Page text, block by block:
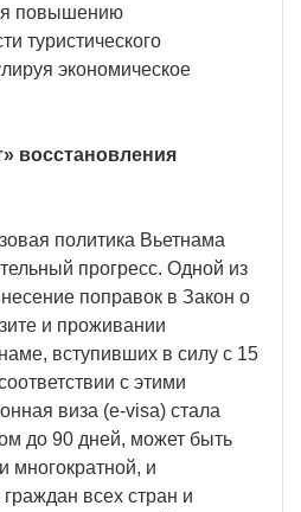
повышению
туристического
экономическое
восстановления
политика Вьетнама
прогресс. Одной из
поправок в Закон о
и проживании
вступивших в силу с 15
с этими
виза (e-visa) стала
до 90 дней, может быть
многократной, и
всех стран и